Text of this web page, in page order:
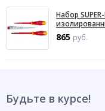
Набор
865 руб.
Будьте в курсе!